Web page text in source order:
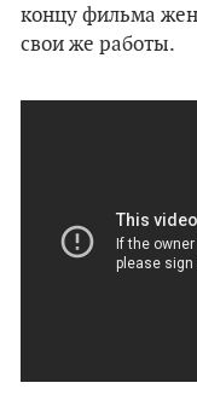
концу фильма
свои же работы.